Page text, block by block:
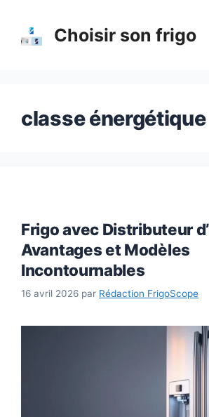
contenu
Choisir son frigo
classe énergétique
Frigo avec Distributeur
Avantages et Modèles
Incontournables
16 avril 2026 par Rédaction FrigoScope